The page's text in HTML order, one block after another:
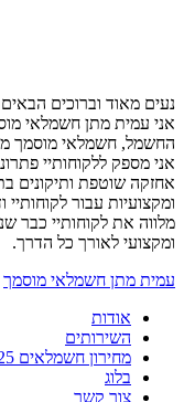
נעים מאוד וברוכים
החשמל, חשמלאי מוסמך מספר
אני מספק ללקוחותיי
אחזקה שוטפת ותיקונים
מלווה את לקוחותיי כבר
ומקצועי לאורך כל הדרך.
עמית מתן חשמלאי מוסמך
אודות
השירותים
מחירון חשמלאים 2025
בלוג
צור קשר